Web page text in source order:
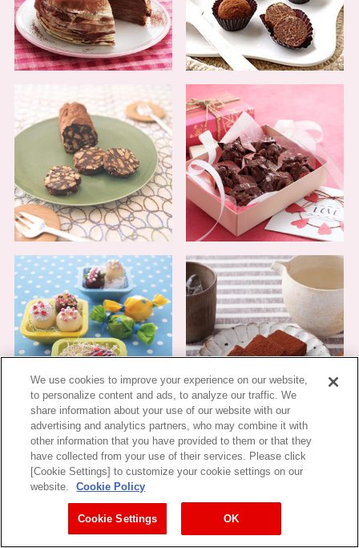
We use cookies to improve your experience on our website,
to personalize content and ads, to analyze our traffic. We
share information about your use of our website with our
advertising and analytics partners, who may combine it with
other information that you have provided to them or that they
have collected from your use of their services. Please click
[Cookie Settings] to customize your cookie settings on our
website.
Cookie Policy
Cookie Settings OK